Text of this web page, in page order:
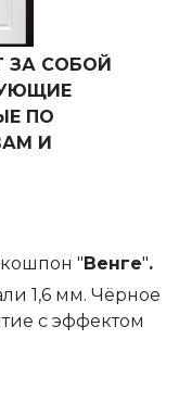
ЗА СОБОЙ
ПО
И
"Венге".
1,6 мм. Чёрное
с эффектом